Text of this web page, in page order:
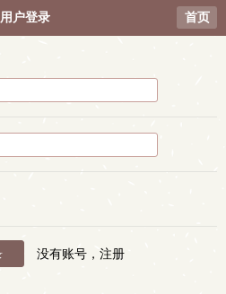
用户登录 首页
没有账号，注册